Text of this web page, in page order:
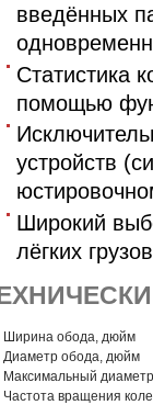
введённых
Статистика
помощью
устройств
Широкий
лёгких
Ширина обода, дюйм
Диаметр обода, дюйм
Максимальный
Частота вращения